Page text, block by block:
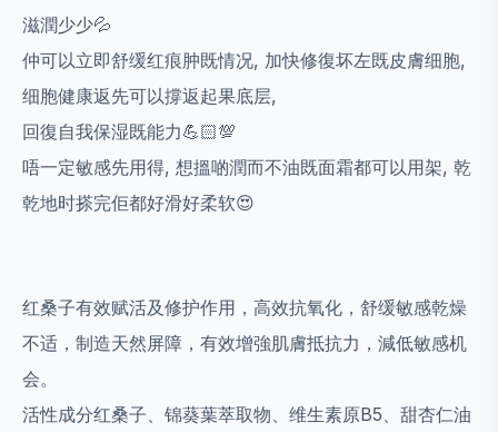
滋潤少少💦
仲可以立即舒缓红痕肿既情况, 加快修復坏左既皮膚细胞,
细胞健康返先可以撐返起果底层,
回復自我保湿既能力💪🏻💯
唔一定敏感先用得, 想搵啲潤而不油既面霜都可以用架, 乾
乾地时搽完佢都好滑好柔软😍
红桑子有效赋活及修护作用，高效抗氧化，舒缓敏感乾燥
不适，制造天然屏障，有效增強肌膚抵抗力，減低敏感机
会。
活性成分红桑子、锦葵葉萃取物、维生素原B5、甜杏仁油